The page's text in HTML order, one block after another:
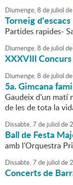
Diumenge,8 de juliol de
Torneig d'escacs
Partides rapides-
Diumenge,8 de juliol de
XXXVIII
Diumenge,8 de juliol de
5a. Gimcana
Gaudeix d'un matí
de les de tota la
Dissabte,7 de juliol de
Ball de Festa
amb l'Orquestra
Dissabte,7 de juliol de
Concerts de